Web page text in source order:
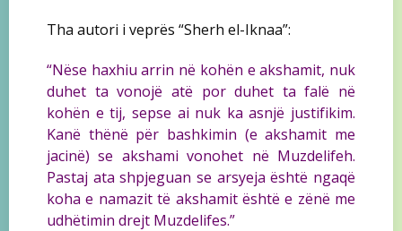
Tha autori i veprës “Sherh el-Iknaa”:
“Nëse haxhiu arrin në kohën e akshamit, nuk
duhet ta vonojë atë por duhet ta falë në
kohën e tij, sepse ai nuk ka asnjë justifikim.
Kanë thënë për bashkimin (e akshamit me
jacinë) se akshami vonohet në Muzdelifeh.
Pastaj ata shpjeguan se arsyeja është ngaqë
koha e namazit të akshamit është e zënë me
udhëtimin drejt Muzdelifes.”